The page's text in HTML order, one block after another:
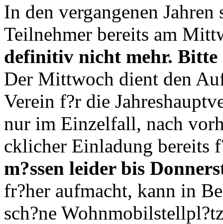
In den vergangenen
Teilnehmer bereits am
definitiv nicht mehr. Bitte
Der Mittwoch dient den
Verein f?r die
nur im Einzelfall, nach
cklicher Einladung bereits
m?ssen leider bis
fr?her aufmacht, kann in
sch?ne